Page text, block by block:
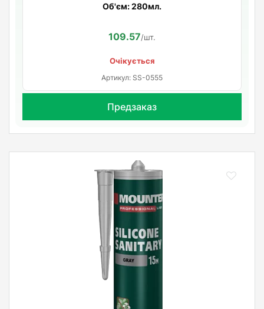
Об'єм: 280мл.
109.57/шт.
Очікується
Артикул: SS-0555
Предзаказ